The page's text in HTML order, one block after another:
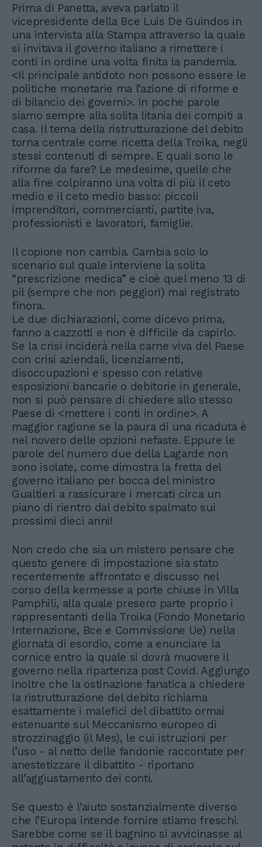
Prima di Panetta, aveva parlato il
vicepresidente della Bce Luis De Guindos in
una intervista alla Stampa attraverso la quale
si invitava il governo italiano a rimettere i
conti in ordine una volta finita la pandemia.
<Il principale antidoto non possono essere le
politiche monetarie ma l’azione di riforme e
di bilancio dei governi>. In poche parole
siamo sempre alla solita litania dei compiti a
casa. Il tema della ristrutturazione del debito
torna centrale come ricetta della Troika, negli
stessi contenuti di sempre. E quali sono le
riforme da fare? Le medesime, quelle che
alla fine colpiranno una volta di più il ceto
medio e il ceto medio basso: piccoli
imprenditori, commercianti, partite iva,
professionisti e lavoratori, famiglie.
Il copione non cambia. Cambia solo lo
scenario sul quale interviene la solita
“prescrizione medica” e cioè quel meno 13 di
pil (sempre che non peggiori) mai registrato
finora.
Le due dichiarazioni, come dicevo prima,
fanno a cazzotti e non è difficile da capirlo.
Se la crisi inciderà nella carne viva del Paese
con crisi aziendali, licenziamenti,
disoccupazioni e spesso con relative
esposizioni bancarie o debitorie in generale,
non si può pensare di chiedere allo stesso
Paese di <mettere i conti in ordine>. A
maggior ragione se la paura di una ricaduta è
nel novero delle opzioni nefaste. Eppure le
parole del numero due della Lagarde non
sono isolate, come dimostra la fretta del
governo italiano per bocca del ministro
Gualtieri a rassicurare i mercati circa un
piano di rientro dal debito spalmato sui
prossimi dieci anni!
Non credo che sia un mistero pensare che
questo genere di impostazione sia stato
recentemente affrontato e discusso nel
corso della kermesse a porte chiuse in Villa
Pamphili, alla quale presero parte proprio i
rappresentanti della Troika (Fondo Monetario
Internazione, Bce e Commissione Ue) nella
giornata di esordio, come a enunciare la
cornice entro la quale si dovrà muovere il
governo nella ripartenza post Covid. Aggiungo
inoltre che la ostinazione fanatica a chiedere
la ristrutturazione del debito richiama
esattamente i malefici del dibattito ormai
estenuante sul Meccanismo europeo di
strozzinaggio (il Mes), le cui istruzioni per
l’uso - al netto delle fandonie raccontate per
anestetizzare il dibattito - riportano
all’aggiustamento dei conti.
Se questo è l’aiuto sostanzialmente diverso
che l’Europa intende fornire stiamo freschi.
Sarebbe come se il bagnino si avvicinasse al